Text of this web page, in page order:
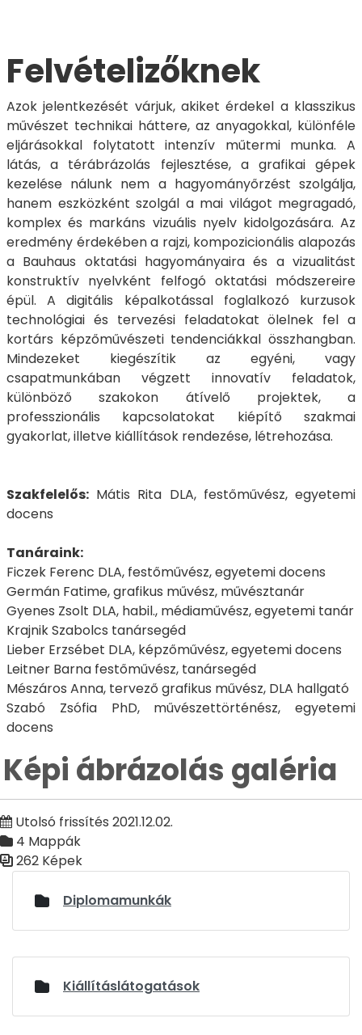
Felvételizőknek
Azok jelentkezését várjuk, akiket érdekel a klasszikus
művészet technikai háttere, az anyagokkal, különféle
eljárásokkal folytatott intenzív műtermi munka. A
látás, a térábrázolás fejlesztése, a grafikai gépek
kezelése nálunk nem a hagyományőrzést szolgálja,
hanem eszközként szolgál a mai világot megragadó,
komplex és markáns vizuális nyelv kidolgozására. Az
eredmény érdekében a rajzi, kompozicionális alapozás
a Bauhaus oktatási hagyományaira és a vizualitást
konstruktív nyelvként felfogó oktatási módszereire
épül. A digitális képalkotással foglalkozó kurzusok
technológiai és tervezési feladatokat ölelnek fel a
kortárs képzőművészeti tendenciákkal összhangban.
Mindezeket kiegészítik az egyéni, vagy
csapatmunkában végzett innovatív feladatok,
különböző szakokon átívelő projektek, a
professzionális kapcsolatokat kiépítő szakmai
gyakorlat, illetve kiállítások rendezése, létrehozása.
Szakfelelős: Mátis Rita DLA, festőművész, egyetemi
docens
Tanáraink:
Ficzek Ferenc DLA, festőművész, egyetemi docens
Germán Fatime, grafikus művész, művésztanár
Gyenes Zsolt DLA, habil., médiaművész, egyetemi tanár
Krajnik Szabolcs tanársegéd
Lieber Erzsébet DLA, képzőművész, egyetemi docens
Leitner Barna festőművész, tanársegéd
Mészáros Anna, tervező grafikus művész, DLA hallgató
Szabó Zsófia PhD, művészettörténész, egyetemi
docens
Képi ábrázolás galéria
Utolsó frissítés 2021.12.02.
4 Mappák
262 Képek
Diplomamunkák
Kiállításlátogatások